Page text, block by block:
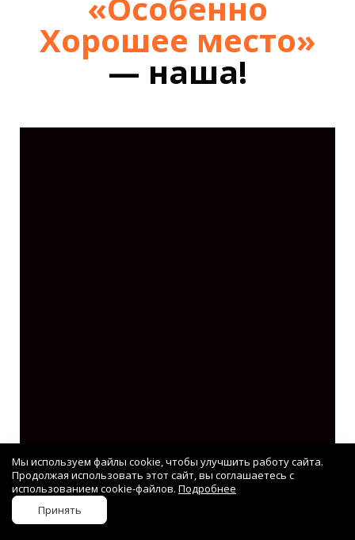
Хорошее место»
— наша!
С 2026 года её вручают тем, кто
становится «Хорошим местом» пять
Мы используем файлы cookie, чтобы улучшить работу сайта.
Продолжая использовать этот сайт, вы соглашаетесь с
использованием cookie-файлов. Подробнее
Принять